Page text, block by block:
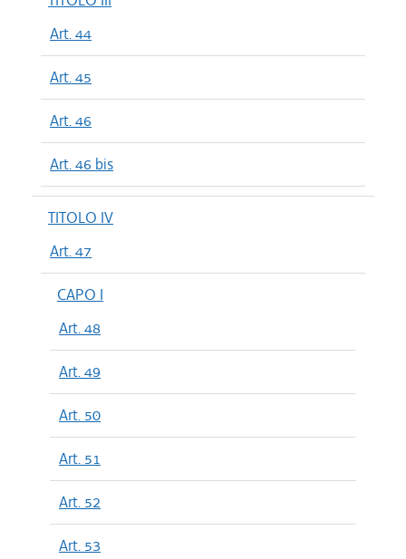
Art. 44
Art. 45
Art. 46
Art. 46 bis
TITOLO IV
Art. 47
CAPO I
Art. 48
Art. 49
Art. 50
Art. 51
Art. 52
Art. 53